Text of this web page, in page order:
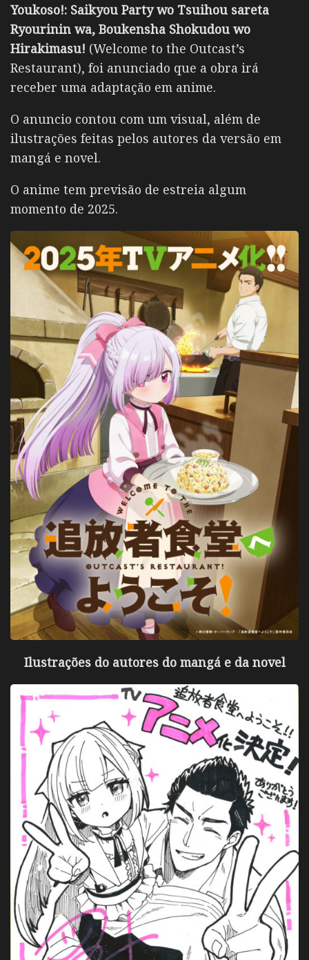
Youkoso!: Saikyou Party wo Tsuihou sareta
Ryourinin wa, Boukensha Shokudou wo
Hirakimasu! (Welcome to the Outcast’s
Restaurant), foi anunciado que a obra irá
receber uma adaptação em anime.
O anuncio contou com um visual, além de
ilustrações feitas pelos autores da versão em
mangá e novel.
O anime tem previsão de estreia algum
momento de 2025.
Ilustrações do autores do mangá e da novel